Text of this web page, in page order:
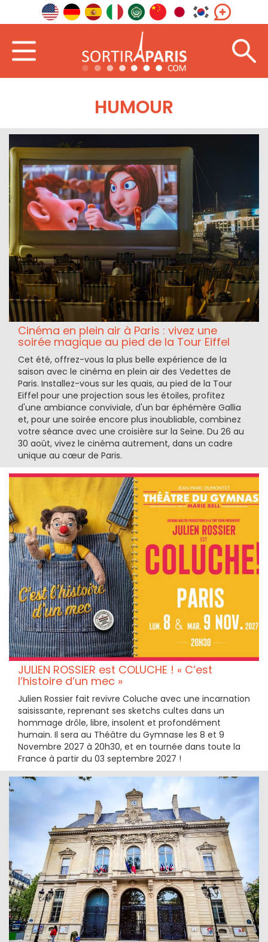
HUMOUR
Cinéma en plein air à Paris : vivez une
soirée magique au pied de la Tour Eiffel
Cet été, offrez-vous la plus belle expérience de la
saison avec le cinéma en plein air des Vedettes de
Paris. Installez-vous sur les quais, au pied de la Tour
Eiffel pour une projection sous les étoiles, profitez
d'une ambiance conviviale, d'un bar éphémère Gallia
et, pour une soirée encore plus inoubliable, combinez
votre séance avec une croisière sur la Seine. Du 26 au
30 août, vivez le cinéma autrement, dans un cadre
unique au cœur de Paris.
JULIEN ROSSIER est COLUCHE ! « C’est
l’histoire d’un mec »
Julien Rossier fait revivre Coluche avec une incarnation
saisissante, reprenant ses sketchs cultes dans un
hommage drôle, libre, insolent et profondément
humain. Il sera au Théâtre du Gymnase les 8 et 9
Novembre 2027 à 20h30, et en tournée dans toute la
France à partir du 03 septembre 2027 !